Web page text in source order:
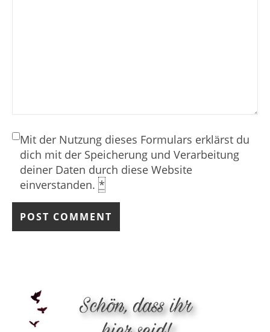
Mit der Nutzung dieses Formulars erklärst du
dich mit der Speicherung und Verarbeitung
deiner Daten durch diese Website
einverstanden. *